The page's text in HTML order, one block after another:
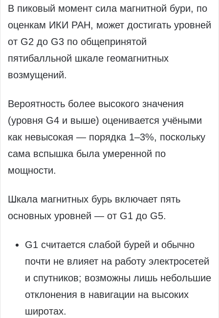
В пиковый момент сила магнитной бури, по
оценкам ИКИ РАН, может достигать уровней
от G2 до G3 по общепринятой
пятибалльной шкале геомагнитных
возмущений.
Вероятность более высокого значения
(уровня G4 и выше) оценивается учёными
как невысокая — порядка 1–3%, поскольку
сама вспышка была умеренной по
мощности.
Шкала магнитных бурь включает пять
основных уровней — от G1 до G5.
G1 считается слабой бурей и обычно
почти не влияет на работу электросетей
и спутников; возможны лишь небольшие
отклонения в навигации на высоких
широтах.